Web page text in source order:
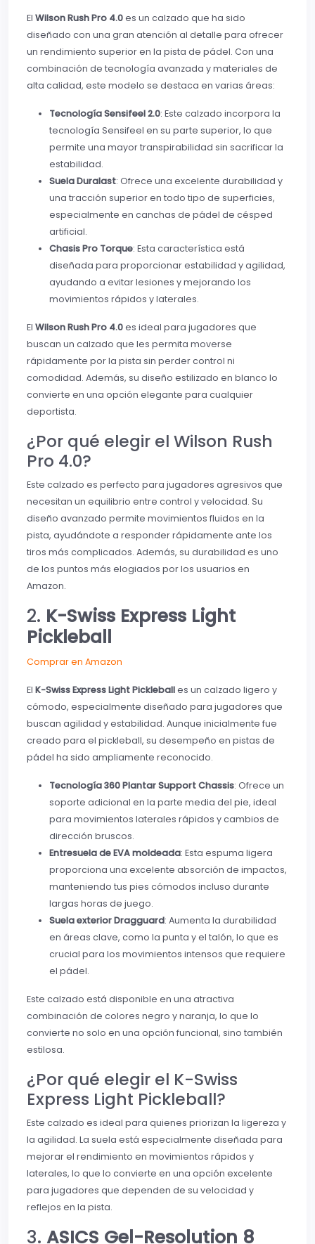
El Wilson Rush Pro 4.0es un calzado que ha sido
diseñado con una gran atención al detalle para ofrecer
un rendimiento superior en la pista de pádel. Con una
combinación de tecnología avanzada y materiales de
alta calidad, este modelo se destaca en varias áreas:
Tecnología Sensifeel 2.0: Este calzado incorpora la
tecnología Sensifeel en su parte superior, lo que
permite una mayor transpirabilidad sin sacrificar la
estabilidad.
Suela Duralast: Ofrece una excelente durabilidad y
una tracción superior en todo tipo de superficies,
especialmente en canchas de pádel de césped
artificial.
Chasis Pro Torque: Esta característica está
diseñada para proporcionar estabilidad y agilidad,
ayudando a evitar lesiones y mejorando los
movimientos rápidos y laterales.
El Wilson Rush Pro 4.0es ideal para jugadores que
buscan un calzado que les permita moverse
rápidamente por la pista sin perder control ni
comodidad. Además, su diseño estilizado en blanco lo
convierte en una opción elegante para cualquier
deportista.
¿Por qué elegir el Wilson Rush
Pro 4.0?
Este calzado es perfecto para jugadores agresivos que
necesitan un equilibrio entre control y velocidad. Su
diseño avanzado permite movimientos fluidos en la
pista, ayudándote a responder rápidamente ante los
tiros más complicados. Además, su durabilidad es uno
de los puntos más elogiados por los usuarios en
Amazon.
2. K-Swiss Express Light
Pickleball
Comprar en Amazon
El K-Swiss Express Light Pickleballes un calzado ligero y
cómodo, especialmente diseñado para jugadores que
buscan agilidad y estabilidad. Aunque inicialmente fue
creado para el pickleball, su desempeño en pistas de
pádel ha sido ampliamente reconocido.
Tecnología 360 Plantar Support Chassis: Ofrece un
soporte adicional en la parte media del pie, ideal
para movimientos laterales rápidos y cambios de
dirección bruscos.
Entresuela de EVA moldeada: Esta espuma ligera
proporciona una excelente absorción de impactos,
manteniendo tus pies cómodos incluso durante
largas horas de juego.
Suela exterior Dragguard: Aumenta la durabilidad
en áreas clave, como la punta y el talón, lo que es
crucial para los movimientos intensos que requiere
el pádel.
Este calzado está disponible en una atractiva
combinación de colores negro y naranja, lo que lo
convierte no solo en una opción funcional, sino también
estilosa.
¿Por qué elegir el K-Swiss
Express Light Pickleball?
Este calzado es ideal para quienes priorizan la ligereza y
la agilidad. La suela está especialmente diseñada para
mejorar el rendimiento en movimientos rápidos y
laterales, lo que lo convierte en una opción excelente
para jugadores que dependen de su velocidad y
reflejos en la pista.
3. ASICS Gel-Resolution 8